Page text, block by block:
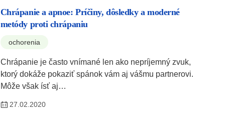
Chrápanie a apnoe: Príčiny, dôsledky a moderné
metódy proti chrápaniu
ochorenia
Chrápanie je často vnímané len ako nepríjemný zvuk,
ktorý dokáže pokaziť spánok vám aj vášmu partnerovi.
Môže však ísť aj…
27.02.2020